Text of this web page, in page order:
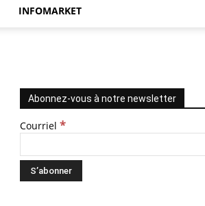
INFOMARKET
Abonnez-vous à notre newsletter
Courriel *